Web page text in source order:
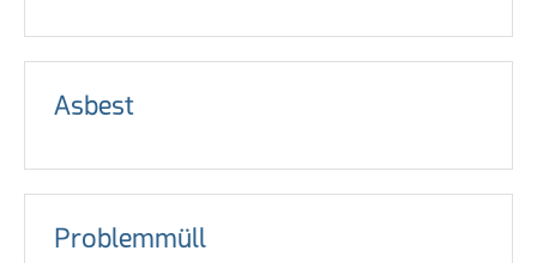
Asbest
Problemmüll